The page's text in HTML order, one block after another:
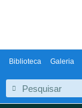
Biblioteca Galeria